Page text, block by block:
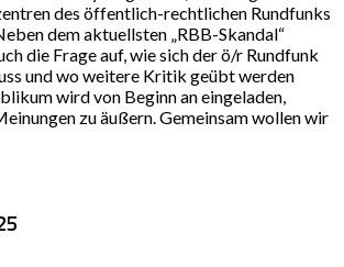
des öffentlich-rechtlichen Rundfunks
dem aktuellsten „RBB-Skandal“
die Frage auf, wie sich der ö/r Rundfunk
und wo weitere Kritik geübt werden
wird von Beginn an eingeladen,
zu äußern. Gemeinsam wollen wir